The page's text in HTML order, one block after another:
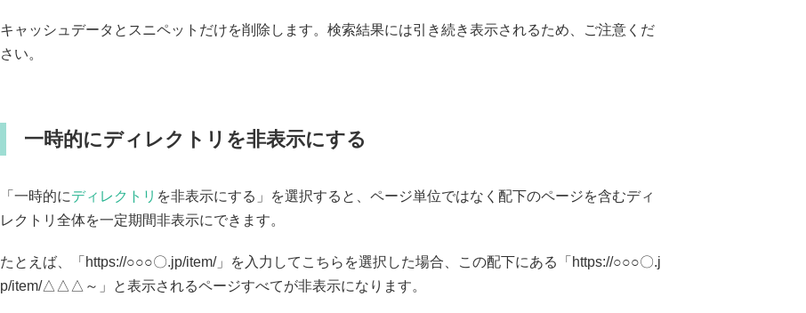
キャッシュデータとスニペットだけを削除します。検索結果には引き続き表示されるため、ご注意くだ
さい。
一時的にディレクトリを非表示にする
「一時的にディレクトリ を非表示にする」を選択すると、ページ単位ではなく配下のページを含むディ
レクトリ全体を一定期間非表示にできます。
たとえば、「https://○○○〇.jp/item/」を入力してこちらを選択した場合、この配下にある「https://○○○〇.j
p/item/△△△～」と表示されるページすべてが非表示になります。